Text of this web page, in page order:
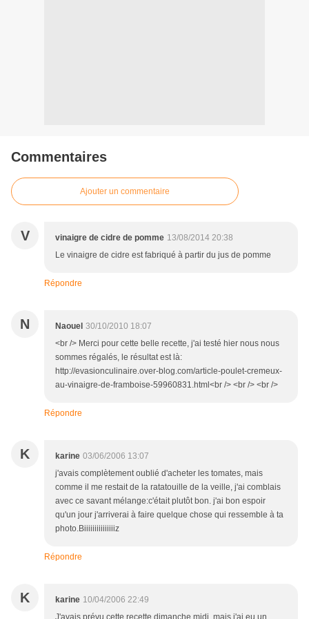
Commentaires
Ajouter un commentaire
V vinaigre de cidre de pomme 13/08/2014 20:38
Le vinaigre de cidre est fabriqué à partir du jus de pomme
Répondre
N Naouel 30/10/2010 18:07
<br /> Merci pour cette belle recette, j'ai testé hier nous nous
sommes régalés, le résultat est là:
http://evasionculinaire.over-blog.com/article-poulet-cremeux-
au-vinaigre-de-framboise-59960831.html<br /> <br /> <br />
Répondre
K karine 03/06/2006 13:07
j'avais complètement oublié d'acheter les tomates, mais
comme il me restait de la ratatouille de la veille, j'ai comblais
avec ce savant mélange:c'était plutôt bon. j'ai bon espoir
qu'un jour j'arriverai à faire quelque chose qui ressemble à ta
photo.Biiiiiiiiiiiiiiiz
Répondre
K karine 10/04/2006 22:49
J'avais prévu cette recette dimanche midi, mais j'ai eu un